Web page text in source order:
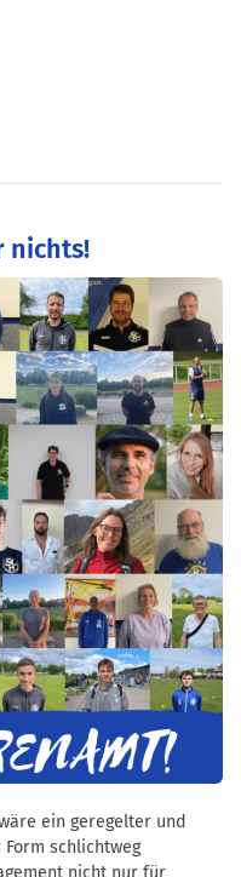
nichts!
ein geregelter und
schlichtweg